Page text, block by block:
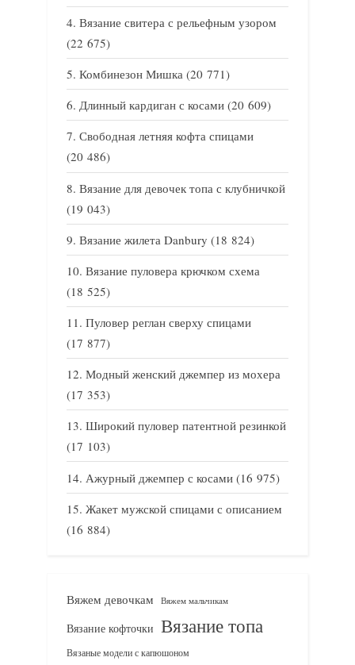
Вязание свитера с рельефным узором
(22 675)
Комбинезон Мишка (20 771)
Длинный кардиган с косами (20 609)
Свободная летняя кофта спицами
(20 486)
Вязание для девочек топа с клубничкой
(19 043)
Вязание жилета Danbury (18 824)
Вязание пуловера крючком схема
(18 525)
Пуловер реглан сверху спицами
(17 877)
Модный женский джемпер из мохера
(17 353)
Широкий пуловер патентной резинкой
(17 103)
Ажурный джемпер с косами (16 975)
Жакет мужской спицами с описанием
(16 884)
Вяжем девочкам Вяжем мальчикам
Вязание кофточки Вязание топа
Вязаные модели с капюшоном